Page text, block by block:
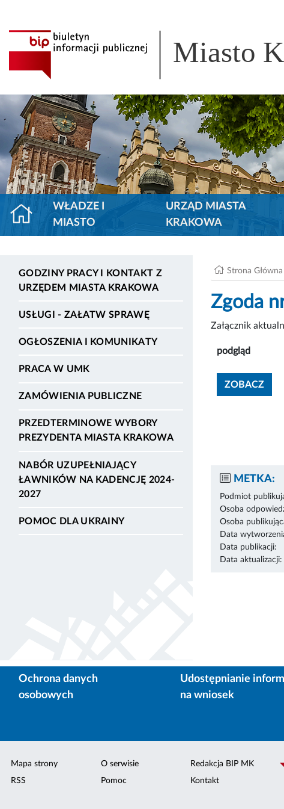
Miasto
WŁADZE I
MIASTO
URZĄD MIASTA
KRAKOWA
GODZINY PRACY I KONTAKT Z
URZĘDEM MIASTA KRAKOWA
USŁUGI - ZAŁATW SPRAWĘ
OGŁOSZENIA I KOMUNIKATY
PRACA W UMK
ZAMÓWIENIA PUBLICZNE
PRZEDTERMINOWE WYBORY
PREZYDENTA MIASTA KRAKOWA
NABÓR UZUPEŁNIAJĄCY
ŁAWNIKÓW NA KADENCJĘ 2024-
2027
POMOC DLA UKRAINY
Strona Główna
Zgoda
Załącznik
podgląd
ZOBACZ
METKA:
Podmiot
Osoba
Osoba
Data
Data publikacji:
Data aktualizacji:
Ochrona danych
osobowych
Udostępnianie
na wniosek
Mapa strony
RSS
O serwisie
Pomoc
Redakcja BIP MK
Kontakt